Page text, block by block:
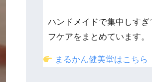
ハンドメイドで集中しす
フケアをまとめています。
まるかん健美堂はこちら